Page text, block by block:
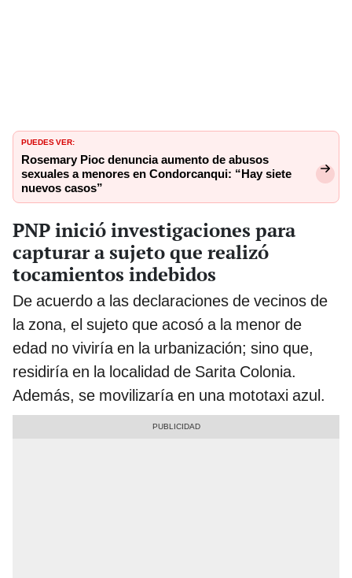
PUEDES VER:
Rosemary Pioc denuncia aumento de abusos
sexuales a menores en Condorcanqui: “Hay siete
nuevos casos”
PNP inició investigaciones para
capturar a sujeto que realizó
tocamientos indebidos
De acuerdo a las declaraciones de vecinos de
la zona, el sujeto que acosó a la menor de
edad no viviría en la urbanización; sino que,
residiría en la localidad de Sarita Colonia.
Además, se movilizaría en una mototaxi azul.